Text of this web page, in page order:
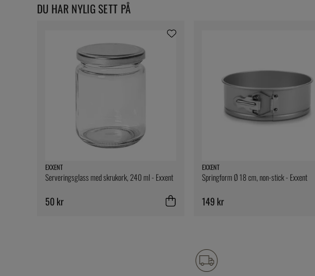
DU HAR NYLIG SETT PÅ
EXXENT
Serveringsglass med skrukork, 240 ml - Exxent
50 kr
EXXENT
Springform Ø 18 cm, non-stick - Exxent
149 kr